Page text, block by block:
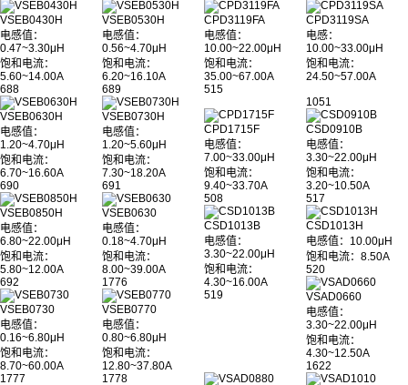
VSEB0430H
电感值：
0.47~3.30μH
饱和电流：
5.60~14.00A
688
VSEB0530H
电感值：
0.56~4.70μH
饱和电流：
6.20~16.10A
689
VSEB0630H
电感值：
1.20~4.70μH
饱和电流：
6.70~16.60A
690
VSEB0730H
电感值：
1.20~5.60μH
饱和电流：
7.30~18.20A
691
VSEB0850H
电感值：
6.80~22.00μH
饱和电流：
5.80~12.00A
692
VSEB0630
电感值：
0.18~4.70μH
饱和电流：
8.00~39.00A
1776
VSEB0730
电感值：
0.16~6.80μH
饱和电流：
8.70~60.00A
1777
VSEB0770
电感值：
0.80~6.80μH
饱和电流：
12.80~37.80A
1778
CPD3119FA
电感值：
10.00~22.00μH
饱和电流：
35.00~67.00A
515
CPD3119SA
电感：
10.00~33.00μH
饱和电流：
24.50~57.00A
1051
CPD1715F
电感值：
7.00~33.00μH
饱和电流：
9.40~33.70A
508
CSD0910B
电感值：
3.30~22.00μH
饱和电流：
3.20~10.50A
517
CSD1013B
电感值：
3.30~22.00μH
饱和电流：
4.30~16.00A
519
CSD1013H
电感值：10.00μH
饱和电流：8.50A
520
VSAD0660
电感值：
3.30~22.00μH
饱和电流：
4.30~12.50A
1622